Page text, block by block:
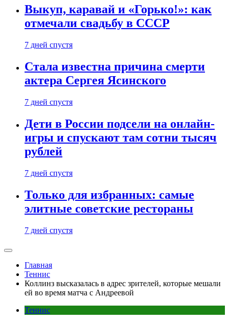
Выкуп, каравай и «Горько!»: как
отмечали свадьбу в СССР
7 дней спустя
Стала известна причина смерти
актера Сергея Ясинского
7 дней спустя
Дети в России подсели на онлайн-
игры и спускают там сотни тысяч
рублей
7 дней спустя
Только для избранных: самые
элитные советские рестораны
7 дней спустя
Главная
Теннис
Коллинз высказалась в адрес зрителей, которые мешали
ей во время матча с Андреевой
Теннис